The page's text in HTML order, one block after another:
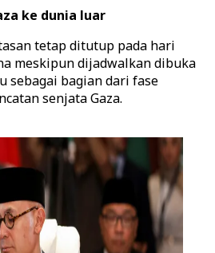
ke dunia luar
tetap ditutup pada hari
meskipun dijadwalkan dibuka
sebagai bagian dari fase
senjata Gaza.